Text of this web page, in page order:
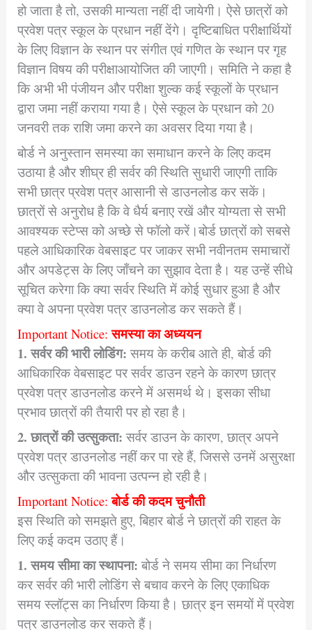
हो जाता है तो, उसकी मान्यता नहीं दी जायेगी। ऐसे छात्रों को
प्रवेश पत्र स्कूल के प्रधान नहीं देंगे। दृष्टिबाधित परीक्षार्थियों
के लिए विज्ञान के स्थान पर संगीत एवं गणित के स्थान पर गृह
विज्ञान विषय की परीक्षाआयोजित की जाएगी। समिति ने कहा है
कि अभी भी पंजीयन और परीक्षा शुल्क कई स्कूलों के प्रधान
द्वारा जमा नहीं कराया गया है। ऐसे स्कूल के प्रधान को 20
जनवरी तक राशि जमा करने का अवसर दिया गया है।
बोर्ड ने अनुस्तान समस्या का समाधान करने के लिए कदम
उठाया है और शीघ्र ही सर्वर की स्थिति सुधारी जाएगी ताकि
सभी छात्र प्रवेश पत्र आसानी से डाउनलोड कर सकें।
छात्रों से अनुरोध है कि वे धैर्य बनाए रखें और योग्यता से सभी
आवश्यक स्टेप्स को अच्छे से फॉलो करें।बोर्ड छात्रों को सबसे
पहले आधिकारिक वेबसाइट पर जाकर सभी नवीनतम समाचारों
और अपडेट्स के लिए जाँचने का सुझाव देता है। यह उन्हें सीधे
सूचित करेगा कि क्या सर्वर स्थिति में कोई सुधार हुआ है और
क्या वे अपना प्रवेश पत्र डाउनलोड कर सकते हैं।
Important Notice:समस्या का अध्ययन
1. सर्वर की भारी लोडिंग: समय के करीब आते ही, बोर्ड की
आधिकारिक वेबसाइट पर सर्वर डाउन रहने के कारण छात्र
प्रवेश पत्र डाउनलोड करने में असमर्थ थे। इसका सीधा
प्रभाव छात्रों की तैयारी पर हो रहा है।
2. छात्रों की उत्सुकता: सर्वर डाउन के कारण, छात्र अपने
प्रवेश पत्र डाउनलोड नहीं कर पा रहे हैं, जिससे उनमें असुरक्षा
और उत्सुकता की भावना उत्पन्न हो रही है।
Important Notice:बोर्ड की कदम चुनौती
इस स्थिति को समझते हुए, बिहार बोर्ड ने छात्रों की राहत के
लिए कई कदम उठाए हैं।
1. समय सीमा का स्थापना: बोर्ड ने समय सीमा का निर्धारण
कर सर्वर की भारी लोडिंग से बचाव करने के लिए एकाधिक
समय स्लॉट्स का निर्धारण किया है। छात्र इन समयों में प्रवेश
पत्र डाउनलोड कर सकते हैं।